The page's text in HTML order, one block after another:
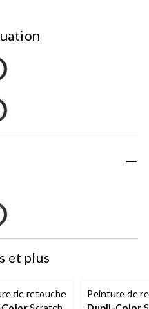
et plus
de retouche
Peinture de